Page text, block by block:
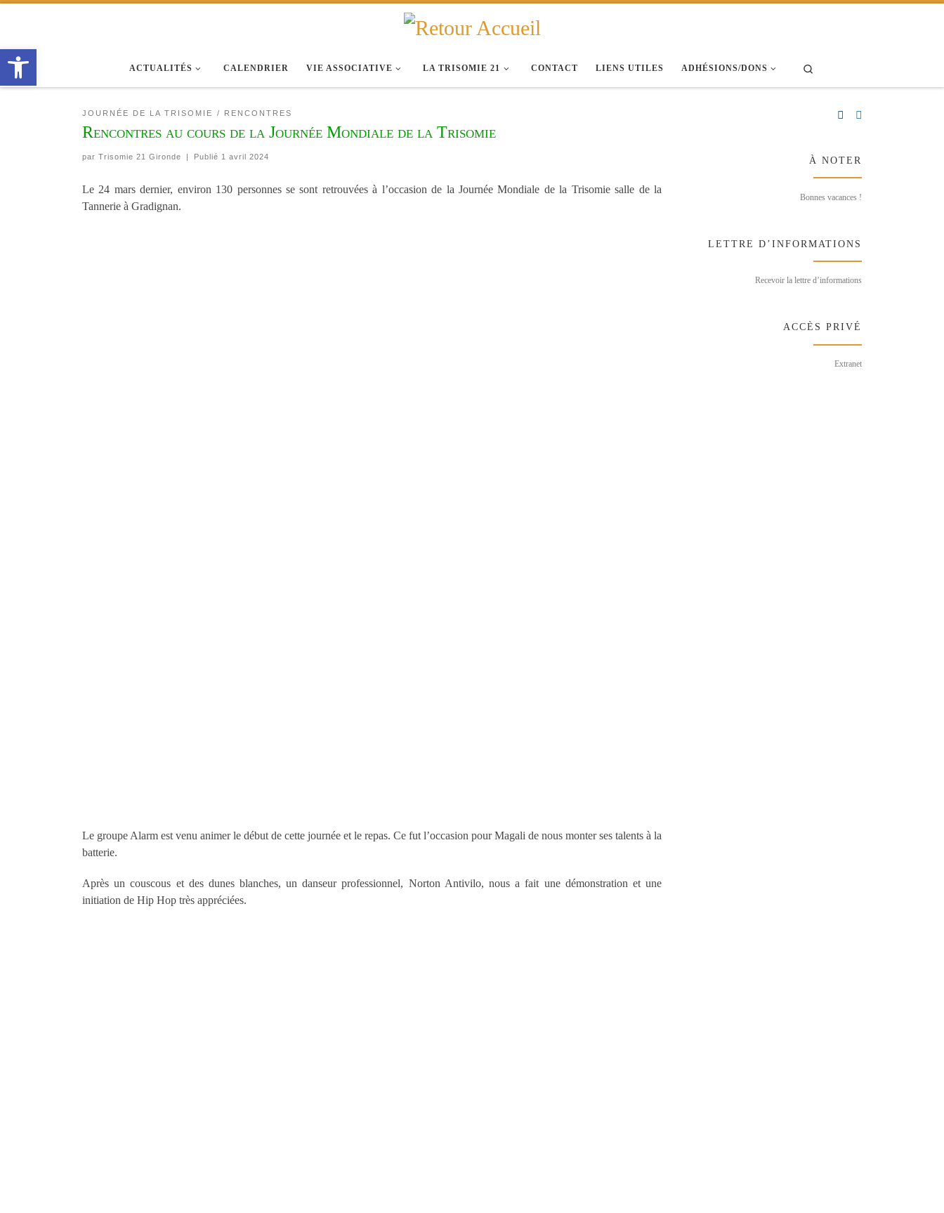
ACTUALITÉS CALENDRIER VIE ASSOCIATIVE LA TRISOMIE 21 CONTACT LIENS UTILES ADHÉSIONS/DONS
JOURNÉE DE LA TRISOMIE RENCONTRES
Rencontres au cours de la Journée Mondiale de la Trisomie
par Trisomie 21 Gironde | Publié 1 avril 2024
Le 24 mars dernier, environ 130 personnes se sont retrouvées à l’occasion de la Journée Mondiale de la Trisomie salle de la
Tannerie à Gradignan.
Le groupe Alarm est venu animer le début de cette journée et le repas. Ce fut l’occasion pour Magali de nous monter ses talents à la
batterie.
Après un couscous et des dunes blanches, un danseur professionnel, Norton Antivilo, nous a fait une démonstration et une
initiation de Hip Hop très appréciées.
À NOTER
Bonnes vacances !
LETTRE D’INFORMATIONS
Recevoir la lettre d’informations
ACCÈS PRIVÉ
Extranet
Ouvrir la barre d’outils